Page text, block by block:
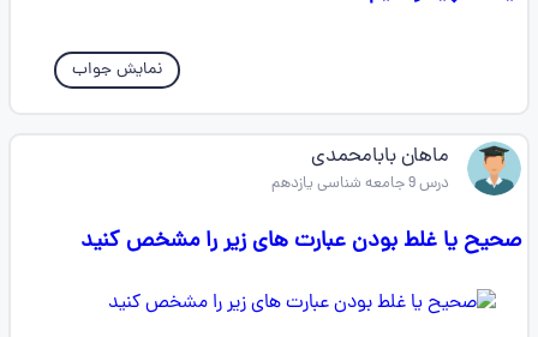
نمایش جواب
ماهان بابامحمدی
درس 9 جامعه شناسی یازدهم
صحیح یا غلط بودن عبارت های زیر را مشخص کنید